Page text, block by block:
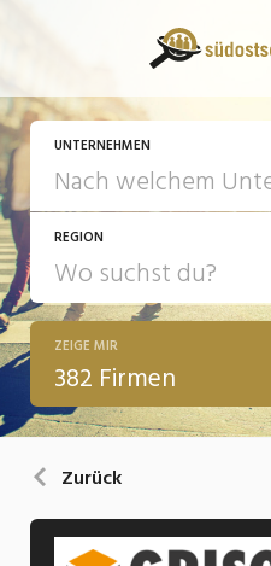
UNTERNEHMEN
REGION
ZEIGE MIR
382 Firmen
Zurück